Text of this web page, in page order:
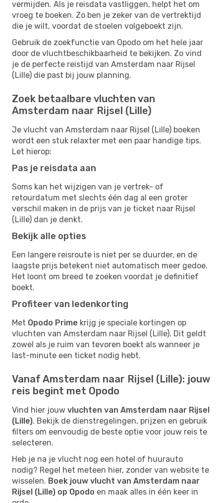
vermijden. Als je reisdata vastliggen, helpt het om
vroeg te boeken. Zo ben je zeker van de vertrektijd
die je wilt, voordat de stoelen volgeboekt zijn.
Gebruik de zoekfunctie van Opodo om het hele jaar
door de vluchtbeschikbaarheid te bekijken. Zo vind
je de perfecte reistijd van Amsterdam naar Rijsel
(Lille) die past bij jouw planning.
Zoek betaalbare vluchten van
Amsterdam naar Rijsel (Lille)
Je vlucht van Amsterdam naar Rijsel (Lille) boeken
wordt een stuk relaxter met een paar handige tips.
Let hierop:
Pas je reisdata aan
Soms kan het wijzigen van je vertrek- of
retourdatum met slechts één dag al een groter
verschil maken in de prijs van je ticket naar Rijsel
(Lille) dan je denkt.
Bekijk alle opties
Een langere reisroute is niet per se duurder, en de
laagste prijs betekent niet automatisch meer gedoe.
Het loont om breed te zoeken voordat je definitief
boekt.
Profiteer van ledenkorting
Met Opodo Prime krijg je speciale kortingen op
vluchten van Amsterdam naar Rijsel (Lille). Dit geldt
zowel als je ruim van tevoren boekt als wanneer je
last-minute een ticket nodig hebt.
Vanaf Amsterdam naar Rijsel (Lille): jouw
reis begint met Opodo
Vind hier jouw vluchten van Amsterdam naar Rijsel
(Lille). Bekijk de dienstregelingen, prijzen en gebruik
filters om eenvoudig de beste optie voor jouw reis te
selecteren.
Heb je na je vlucht nog een hotel of huurauto
nodig? Regel het meteen hier, zonder van website te
wisselen. Boek jouw vlucht van Amsterdam naar
Rijsel (Lille) op Opodo en maak alles in één keer in